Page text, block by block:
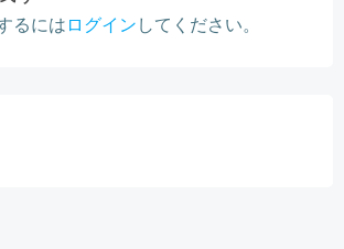
るにはログインしてください。